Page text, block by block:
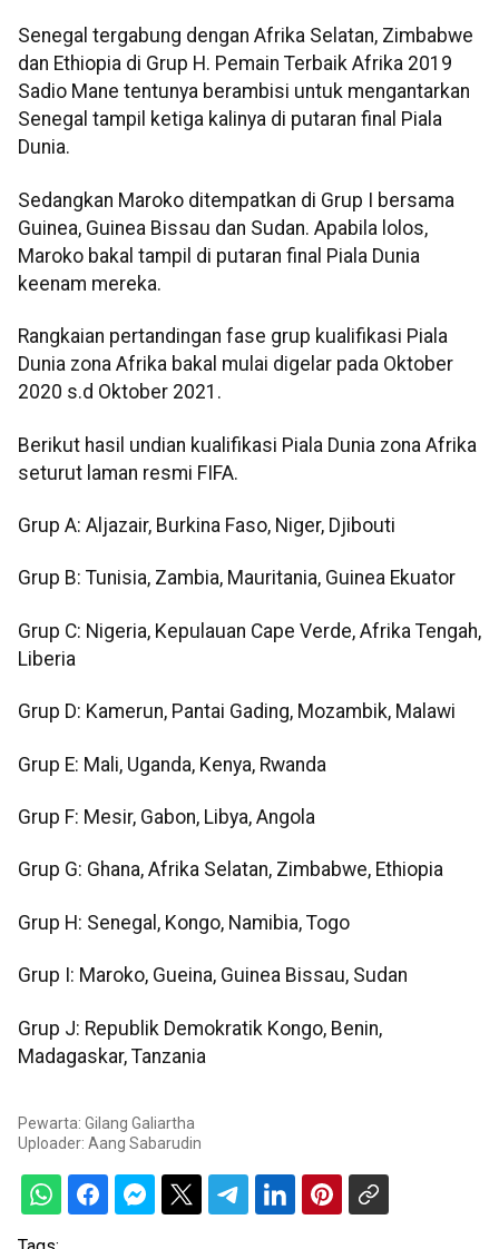
Senegal tergabung dengan Afrika Selatan, Zimbabwe
dan Ethiopia di Grup H. Pemain Terbaik Afrika 2019
Sadio Mane tentunya berambisi untuk mengantarkan
Senegal tampil ketiga kalinya di putaran final Piala
Dunia.
Sedangkan Maroko ditempatkan di Grup I bersama
Guinea, Guinea Bissau dan Sudan. Apabila lolos,
Maroko bakal tampil di putaran final Piala Dunia
keenam mereka.
Rangkaian pertandingan fase grup kualifikasi Piala
Dunia zona Afrika bakal mulai digelar pada Oktober
2020 s.d Oktober 2021.
Berikut hasil undian kualifikasi Piala Dunia zona Afrika
seturut laman resmi FIFA.
Grup A: Aljazair, Burkina Faso, Niger, Djibouti
Grup B: Tunisia, Zambia, Mauritania, Guinea Ekuator
Grup C: Nigeria, Kepulauan Cape Verde, Afrika Tengah,
Liberia
Grup D: Kamerun, Pantai Gading, Mozambik, Malawi
Grup E: Mali, Uganda, Kenya, Rwanda
Grup F: Mesir, Gabon, Libya, Angola
Grup G: Ghana, Afrika Selatan, Zimbabwe, Ethiopia
Grup H: Senegal, Kongo, Namibia, Togo
Grup I: Maroko, Gueina, Guinea Bissau, Sudan
Grup J: Republik Demokratik Kongo, Benin,
Madagaskar, Tanzania
Pewarta: Gilang Galiartha
Uploader: Aang Sabarudin